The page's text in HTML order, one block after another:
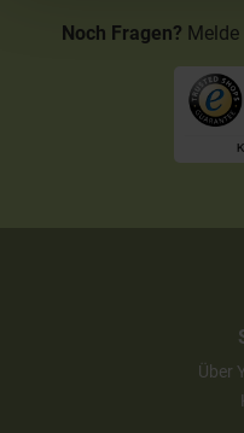
Noch Fragen?
Über